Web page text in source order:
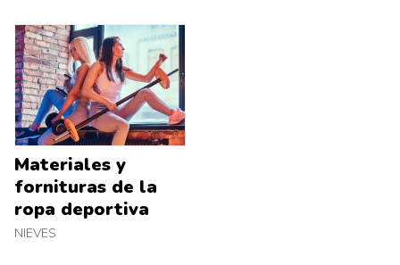
Materiales y
fornituras de la
ropa deportiva
NIEVES